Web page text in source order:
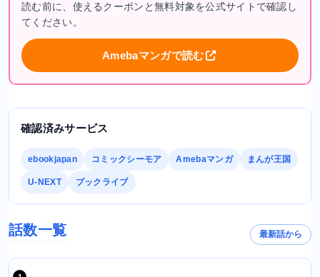
読む前に、使えるクーポンと無料対象を公式サイトで確認し
てください。
Amebaマンガで読む
確認済みサービス
ebookjapan コミックシーモア Amebaマンガ まんが王国
U-NEXT ブックライブ
話数一覧 最新話から